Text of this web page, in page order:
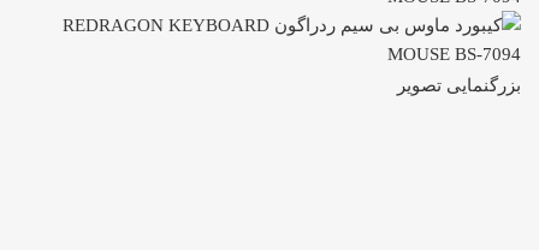
بزرگنمایی تصویر